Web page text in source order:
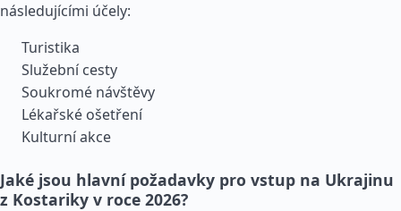
následujícími účely:
Turistika
Služební cesty
Soukromé návštěvy
Lékařské ošetření
Kulturní akce
Jaké jsou hlavní požadavky pro vstup na Ukrajinu
z Kostariky v roce 2026?